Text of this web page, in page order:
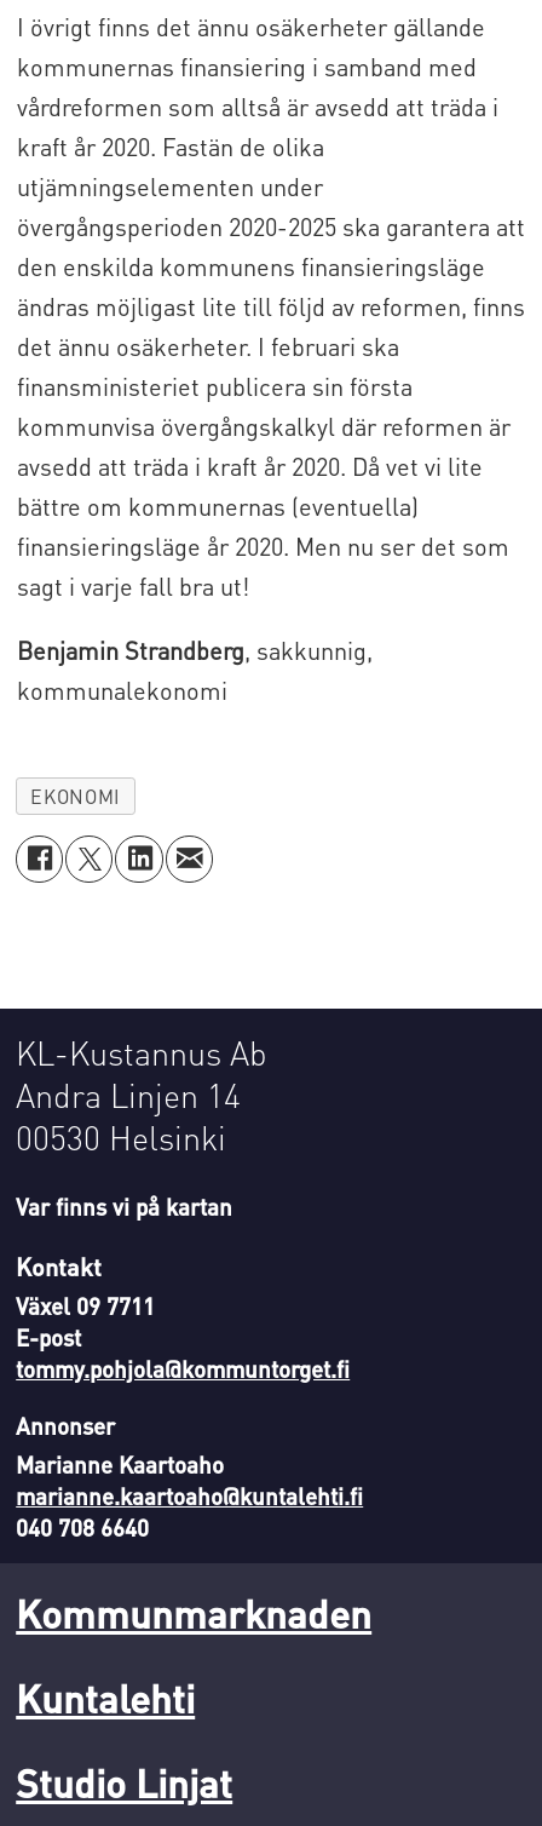
I övrigt finns det ännu osäkerheter gällande
kommunernas finansiering i samband med
vårdreformen som alltså är avsedd att träda i
kraft år 2020. Fastän de olika
utjämningselementen under
övergångsperioden 2020-2025 ska garantera att
den enskilda kommunens finansieringsläge
ändras möjligast lite till följd av reformen, finns
det ännu osäkerheter. I februari ska
finansministeriet publicera sin första
kommunvisa övergångskalkyl där reformen är
avsedd att träda i kraft år 2020. Då vet vi lite
bättre om kommunernas (eventuella)
finansieringsläge år 2020. Men nu ser det som
sagt i varje fall bra ut!
Benjamin Strandberg, sakkunnig,
kommunalekonomi
EKONOMI
KL-Kustannus Ab
Andra Linjen 14
00530 Helsinki
Var finns vi på kartan
Kontakt
Växel 09 7711
E-post
tommy.pohjola@kommuntorget.fi
Annonser
Marianne Kaartoaho
marianne.kaartoaho@kuntalehti.fi
040 708 6640
Kommunmarknaden
Kuntalehti
Studio Linjat